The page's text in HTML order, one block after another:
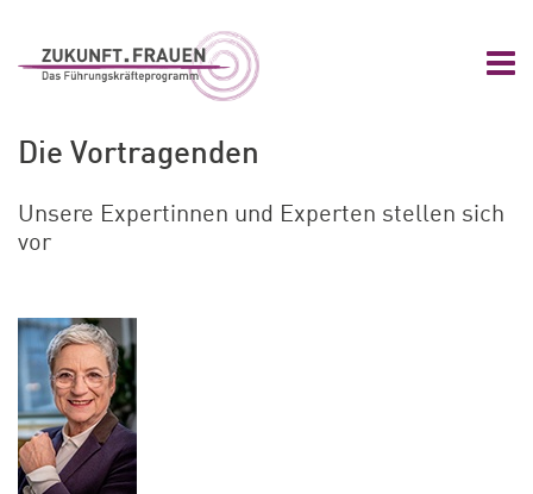
Zukunft.Frauen
Die Vortragenden
Unsere Expertinnen und Experten stellen sich
vor